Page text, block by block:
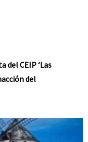
del CEIP ‘Las
del